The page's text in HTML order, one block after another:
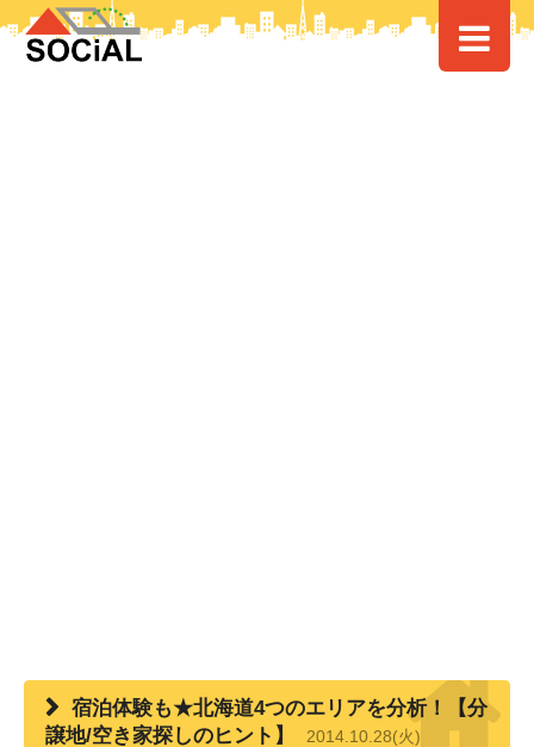
HOME>> 宿泊体験も★北海道4つのエリアを分析！【分譲地/空き家探しの
ヒント】
宿泊体験も★北海道4つのエリアを分析！【分
譲地/空き家探しのヒント】
2014.10.28(火)